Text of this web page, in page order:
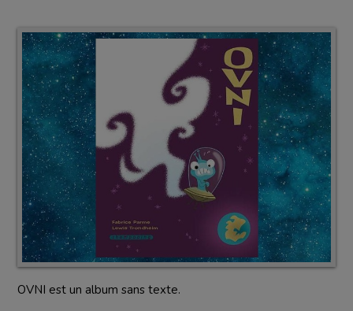
OVNI est un album sans texte.